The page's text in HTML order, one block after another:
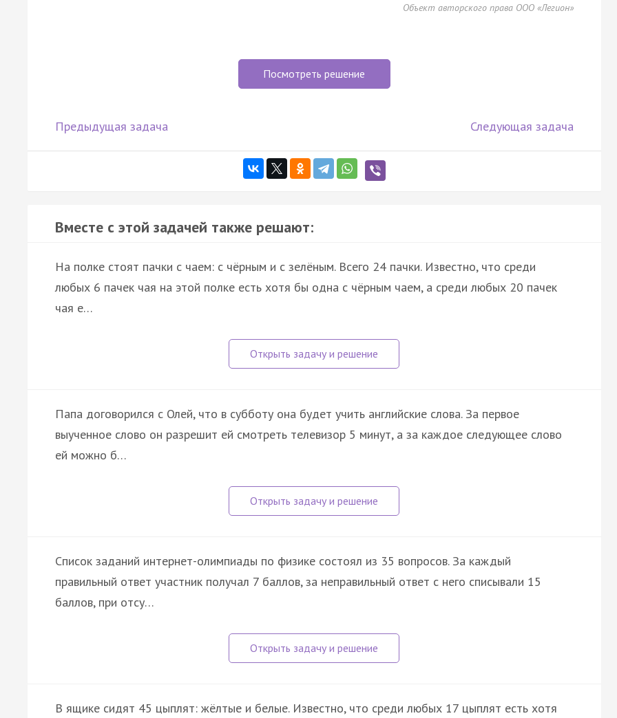
Объект авторского права ООО «Легион»
Посмотреть решение
Предыдущая задача Следующая задача
Вместе с этой задачей также решают:
На полке стоят пачки с чаем: с чёрным и с зелёным. Всего 24 пачки. Известно, что среди
любых 6 пачек чая на этой полке есть хотя бы одна с чёрным чаем, а среди любых 20 пачек
чая е…
Папа договорился с Олей, что в субботу она будет учить английские слова. За первое
выученное слово он разрешит ей смотреть телевизор 5 минут, а за каждое следующее слово
ей можно б…
Список заданий интернет-олимпиады по физике состоял из 35 вопросов. За каждый
правильный ответ участник получал 7 баллов, за неправильный ответ с него списывали 15
баллов, при отсу…
В ящике сидят 45 цыплят: жёлтые и белые. Известно, что среди любых 17 цыплят есть хотя